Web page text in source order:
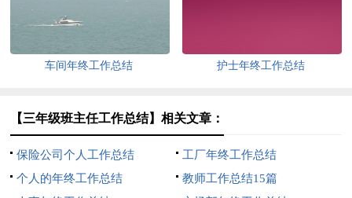
车间年终工作总结 护士年终工作总结
【三年级班主任工作总结】相关文章：
保险公司个人工作总结
工厂年终工作总结
个人的年终工作总结
教师工作总结15篇